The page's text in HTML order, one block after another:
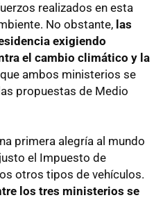
realizados en esta
No obstante, las
exigiendo
el cambio climático y la
ambos ministerios se
propuestas de Medio
primera alegría al mundo
el Impuesto de
otros tipos de vehículos.
los tres ministerios se